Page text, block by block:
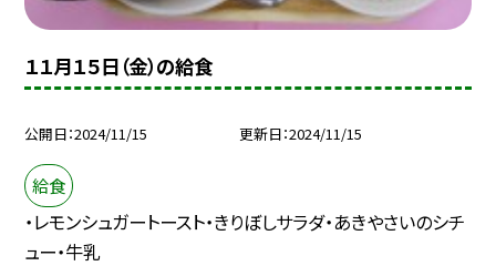
１１月１５日（金）の給食
公開日 2024/11/15 更新日 2024/11/15
給食
・レモンシュガートースト・きりぼしサラダ・あきやさいのシチ
ュー・牛乳